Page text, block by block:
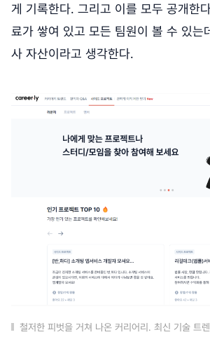
게 기록한다. 그리고 이를 모두 공개한
료가 쌓여 있고 모든 팀원이 볼 수 있는
사 자산이라고 생각한다.
철저한 피벗을 거쳐 나온 커리어리. 최신 기술 트